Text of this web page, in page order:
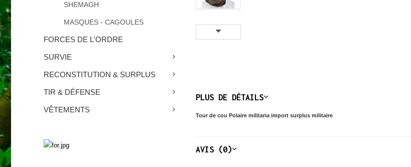
SHEMAGH
MASQUES - CAGOULES
FORCES DE L'ORDRE
SURVIE
RECONSTITUTION & SURPLUS
TIR & DÉFENSE
VÊTEMENTS
PLUS DE DÉTAILS
Tour de cou Polaire militaria import surplus militaire
AVIS (0)